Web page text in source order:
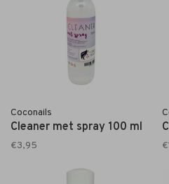
Coconails
Cleaner met spray 100 ml
€3,95